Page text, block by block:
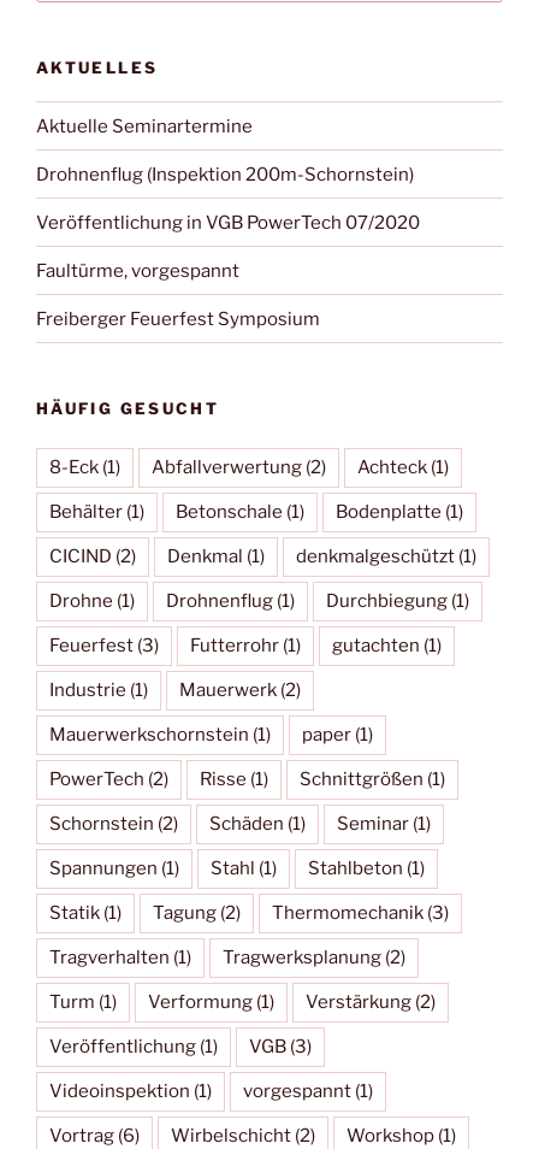
AKTUELLES
Aktuelle Seminartermine
Drohnenflug (Inspektion 200m-Schornstein)
Veröffentlichung in VGB PowerTech 07/2020
Faultürme, vorgespannt
Freiberger Feuerfest Symposium
HÄUFIG GESUCHT
8-Eck (1) Abfallverwertung (2) Achteck (1)
Behälter (1) Betonschale (1) Bodenplatte (1)
CICIND (2) Denkmal (1) denkmalgeschützt (1)
Drohne (1) Drohnenflug (1) Durchbiegung (1)
Feuerfest (3) Futterrohr (1) gutachten (1)
Industrie (1) Mauerwerk (2)
Mauerwerkschornstein (1) paper (1)
PowerTech (2) Risse (1) Schnittgrößen (1)
Schornstein (2) Schäden (1) Seminar (1)
Spannungen (1) Stahl (1) Stahlbeton (1)
Statik (1) Tagung (2) Thermomechanik (3)
Tragverhalten (1) Tragwerksplanung (2)
Turm (1) Verformung (1) Verstärkung (2)
Veröffentlichung (1) VGB (3)
Videoinspektion (1) vorgespannt (1)
Vortrag (6) Wirbelschicht (2) Workshop (1)